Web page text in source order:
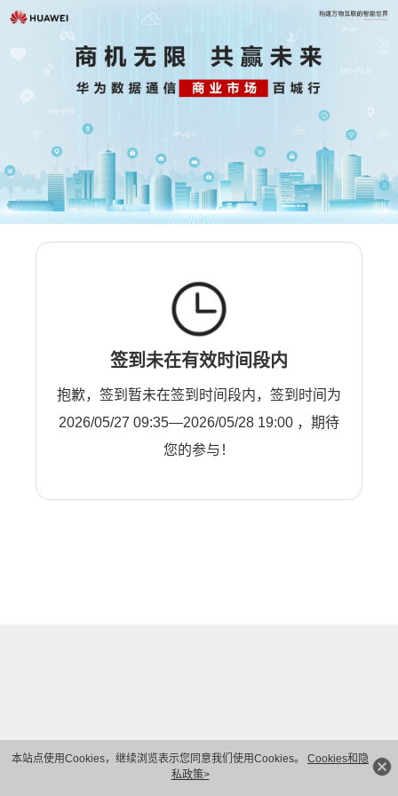
本站点使用Cookies，继续浏览表示您同意我们使用Cookies。 Cookies和隐
私政策>
签到未在有效时间段内
抱歉，签到暂未在签到时间段内，签到时间为
2026/05/27 09:35—2026/05/28 19:00 ，期待
您的参与！